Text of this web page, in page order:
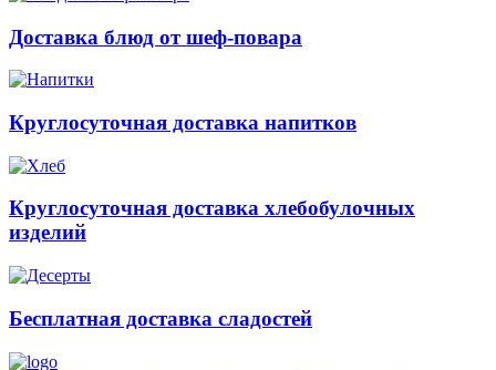
Доставка блюд от шеф-повара
Круглосуточная доставка напитков
Круглосуточная доставка хлебобулочных
изделий
Бесплатная доставка сладостей